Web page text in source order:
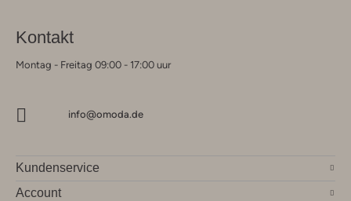
Kontakt
Montag - Freitag 09:00 - 17:00 uur
info@omoda.de
Kundenservice
Account